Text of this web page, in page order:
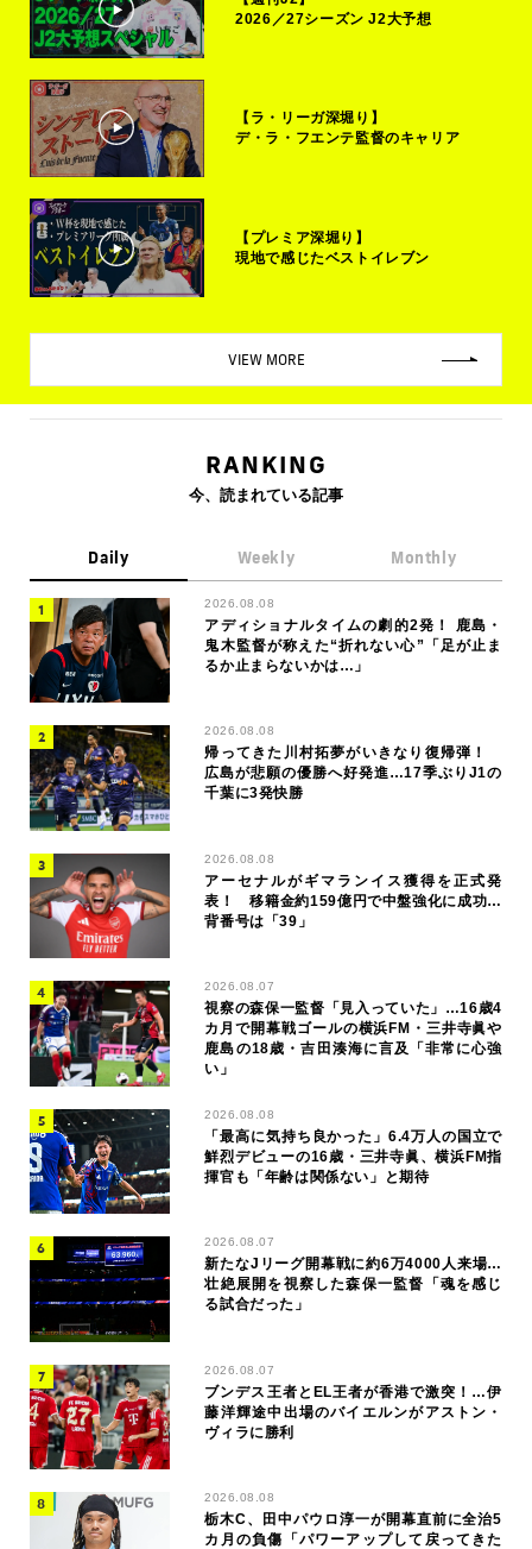
2026／27シーズン J2大予想
【ラ・リーガ深堀り】
デ・ラ・フエンテ監督のキャリア
【プレミア深堀り】
現地で感じたベストイレブン
VIEW MORE
RANKING
今、読まれている記事
Daily Weekly Monthly
2026.08.08
アディショナルタイムの劇的2発！ 鹿島・
鬼木監督が称えた“折れない心”「足が止ま
るか止まらないかは…」
2026.08.08
帰ってきた川村拓夢がいきなり復帰弾！
広島が悲願の優勝へ好発進…17季ぶりJ1の
千葉に3発快勝
2026.08.08
アーセナルがギマランイス獲得を正式発
表！ 移籍金約159億円で中盤強化に成功…
背番号は「39」
2026.08.07
視察の森保一監督「見入っていた」…16歳4
カ月で開幕戦ゴールの横浜FM・三井寺眞や
鹿島の18歳・吉田湊海に言及「非常に心強
い」
2026.08.08
「最高に気持ち良かった」6.4万人の国立で
鮮烈デビューの16歳・三井寺眞、横浜FM指
揮官も「年齢は関係ない」と期待
2026.08.07
新たなJリーグ開幕戦に約6万4000人来場…
壮絶展開を視察した森保一監督「魂を感じ
る試合だった」
2026.08.07
ブンデス王者とEL王者が香港で激突！…伊
藤洋輝途中出場のバイエルンがアストン・
ヴィラに勝利
2026.08.08
栃木C、田中パウロ淳一が開幕直前に全治5
カ月の負傷「パワーアップして戻ってきた